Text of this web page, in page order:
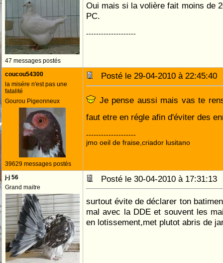
47 messages postés
Oui mais si la volière fait moins de
PC.
--------------------
coucou54300
la misére n'est pas une
fatalité
Gourou Pigeonneux
39629 messages postés
Posté le 29-04-2010 à
Je pense aussi mais vas te
faut etre en régle afin d'éviter des
--------------------
jmo oeil de fraise,criador lusitano
j-j 56
Grand maitre
Posté le 30-04-2010 à
surtout évite de déclarer ton
mal avec la DDE et souvent les
en lotissement,met plutot abris de